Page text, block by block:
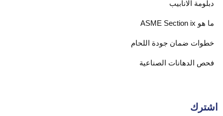
دبلومة الانابيب
ما هو ASME Section ix
خطوات ضمان جودة اللحام
فحص الدهانات الصناعية
اشترك